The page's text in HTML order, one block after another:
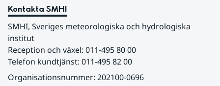
Kontakta SMHI
SMHI, Sveriges meteorologiska och hydrologiska
institut
Reception och växel: 011-495 80 00
Telefon kundtjänst: 011-495 82 00
Organisationsnummer: 202100-0696